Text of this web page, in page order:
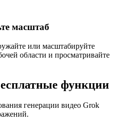
масштаб
или масштабируйте
области и просматривайте
функции
генерации видео Grok